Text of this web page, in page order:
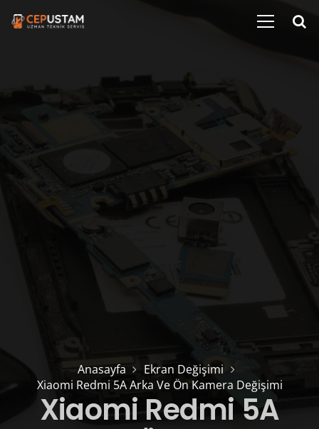
Anasayfa
Ekran Değişimi
Xiaomi Redmi 5A Arka Ve Ön Kamera Değişimi
Xiaomi Redmi 5A